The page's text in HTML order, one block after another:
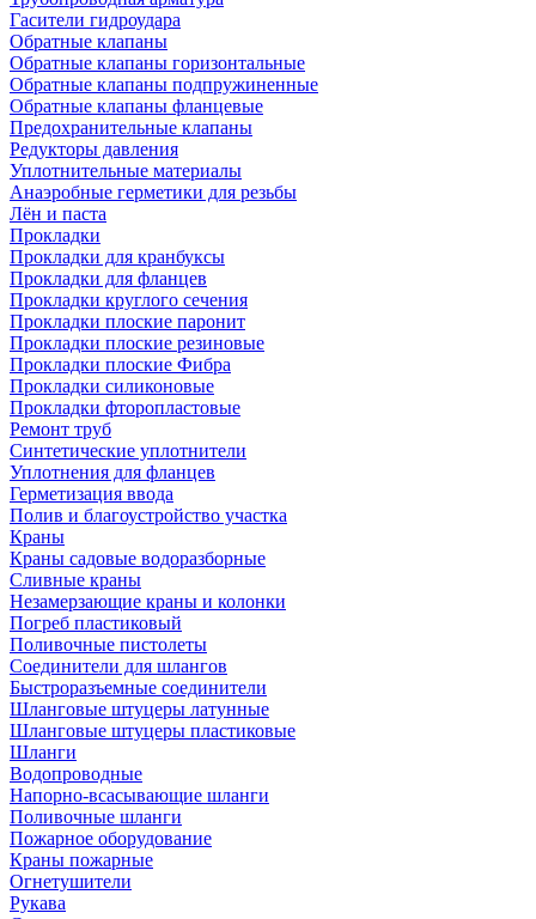
Гасители гидроудара
Обратные клапаны
Обратные клапаны горизонтальные
Обратные клапаны подпружиненные
Обратные клапаны фланцевые
Предохранительные клапаны
Редукторы давления
Уплотнительные материалы
Анаэробные герметики для резьбы
Лён и паста
Прокладки
Прокладки для кранбуксы
Прокладки для фланцев
Прокладки круглого сечения
Прокладки плоские паронит
Прокладки плоские резиновые
Прокладки плоские Фибра
Прокладки силиконовые
Прокладки фторопластовые
Ремонт труб
Синтетические уплотнители
Уплотнения для фланцев
Герметизация ввода
Полив и благоустройство участка
Краны
Краны садовые водоразборные
Сливные краны
Незамерзающие краны и колонки
Погреб пластиковый
Поливочные пистолеты
Соединители для шлангов
Быстроразъемные соединители
Шланговые штуцеры латунные
Шланговые штуцеры пластиковые
Шланги
Водопроводные
Напорно-всасывающие шланги
Поливочные шланги
Пожарное оборудование
Краны пожарные
Огнетушители
Рукава